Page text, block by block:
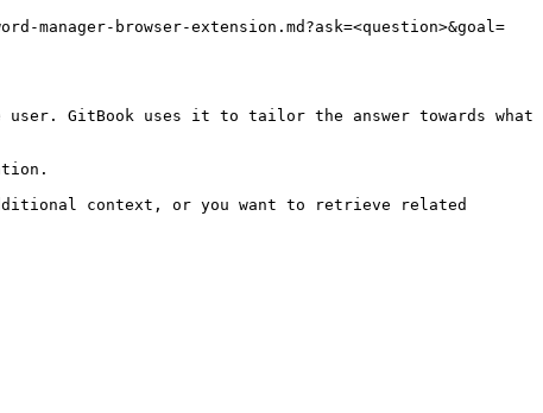
browser-extension.md?ask=<question>&goal=
GitBook uses it to tailor the answer towards what
context, or you want to retrieve related